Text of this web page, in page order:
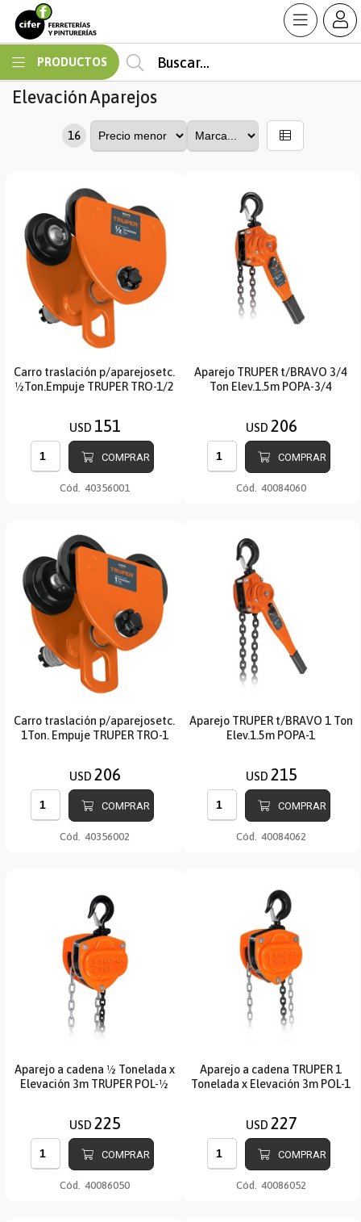
PRODUCTOS
ElevaciónAparejos
16
Carro traslación p/aparejosetc.
½Ton.Empuje TRUPER TRO-1/2
USD 151
COMPRAR
Cód. 40356001
Aparejo TRUPER t/BRAVO 3/4
Ton Elev.1.5m POPA-3/4
USD 206
COMPRAR
Cód. 40084060
Carro traslación p/aparejosetc.
1Ton. Empuje TRUPER TRO-1
USD 206
COMPRAR
Cód. 40356002
Aparejo TRUPER t/BRAVO 1 Ton
Elev.1.5m POPA-1
USD 215
COMPRAR
Cód. 40084062
Aparejo a cadena ½ Tonelada x
Elevación 3m TRUPER POL-½
USD 225
COMPRAR
Cód. 40086050
Aparejo a cadena TRUPER 1
Tonelada x Elevación 3m POL-1
USD 227
COMPRAR
Cód. 40086052